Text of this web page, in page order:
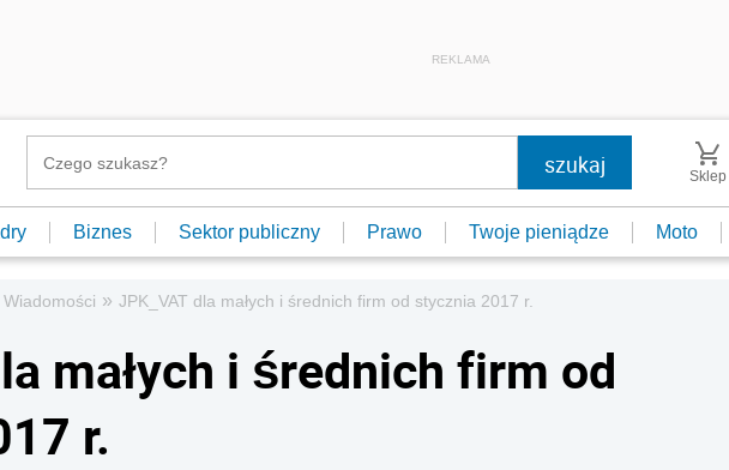
REKLAMA
Sklep
Biznes Sektor publiczny Prawo Twoje pieniądze Moto
Wiadomości » JPK_VAT dla małych i średnich firm od stycznia 2017 r.
małych i średnich firm od
r.